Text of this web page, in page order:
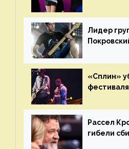
Лидер
«Сплин»
отцов»
Рассел
гибели